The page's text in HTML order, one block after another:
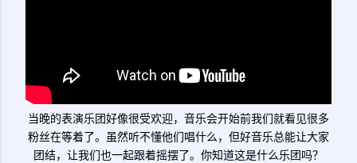
当晚的表演乐团好像很受欢迎，音乐会开始前我们就看见很多
粉丝在等着了。虽然听不懂他们唱什么，但好音乐总能让大家
团结，让我们也一起跟着摇摆了。你知道这是什么乐团吗？